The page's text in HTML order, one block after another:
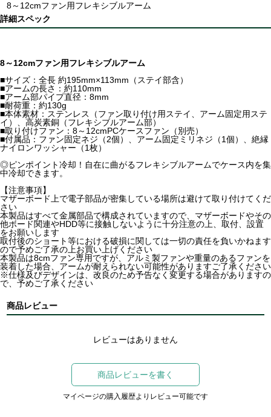
8～12cmファン用フレキシブルアーム
詳細スペック
8～12cmファン用フレキシブルアーム
■サイズ：全長 約195mm×113mm（ステイ部含）
■アームの長さ：約110mm
■アーム部パイプ直径：8mm
■耐荷重：約130g
■本体素材：ステンレス（ファン取り付け用ステイ、アーム固定用ステ
イ）、高炭素銅（フレキシブルアーム部）
■取り付けファン：8～12cmPCケースファン（別売）
■付属品：ファン固定ネジ（2個）、アーム固定ミリネジ（1個）、絶縁
ナイロンワッシャー（1枚）
◎ピンポイント冷却！自在に曲がるフレキシブルアームでケース内を集
中冷却できます。
【注意事項】
マザーボード上で電子部品が密集している場所は避けて取り付けてくだ
さい
本製品はすべて金属部品で構成されていますので、マザーボードやその
他ボード関連やHDD等に接触しないように十分注意の上、取付、設置
をお願いします
取付後のショート等における破損に関しては一切の責任を負いかねます
ので予めご了承の上お買い上げください
本製品は8cmファン専用ですが、アルミ製ファンや重量のあるファンを
装着した場合、アームが耐えられない可能性がありますご了承ください
※仕様及びデザインは、改良のため予告なく変更する場合がありますの
で、予めご了承ください
商品レビュー
レビューはありません
商品レビューを書く
マイページの購入履歴よりレビュー可能です